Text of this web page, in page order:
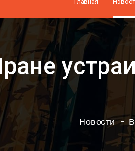
Главная
Новости